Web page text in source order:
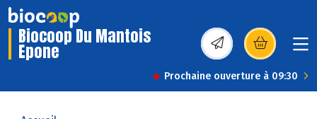
Biocoop Du Mantois
Epone (s’ouvre dans une
Prochaine ouverture à 09:30